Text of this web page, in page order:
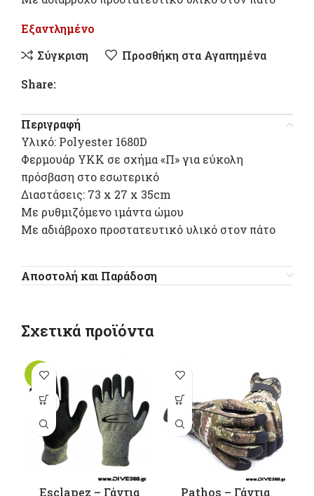
Εξαντλημένο
Σύγκριση
Προσθήκη στα Αγαπημένα
Share:
Περιγραφή
Υλικό: Polyester 1680D
Φερμουάρ ΥΚΚ σε σχήμα «Π» για εύκολη
πρόσβαση στο εσωτερικό
Διαστάσεις: 73 x 27 x 35cm
Με ρυθμιζόμενο ιμάντα ώμου
Με αδιάβροχο προστατευτικό υλικό στον πάτο
Αποστολή και Παράδοση
Σχετικά προϊόντα
-10%
SOLD
OUT
Esclapez – Γάντια
Αυτό το
προϊόν έχει
πολλαπλές
παραλλαγές.
Οι επιλογές
επιλεγούν
Pathos – Γάντια
Αυτό το
προϊόν έχει
πολλαπλές
παραλλαγές.
Οι επιλογές
μπορούν να
επιλεγούν